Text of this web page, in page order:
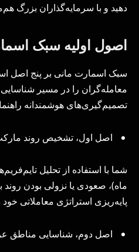
دهید و با سرمایه‌گذاران بزرگ
اصول اولیه سبک
سبک اسمارت مانی بر پنج اصل
معامله‌گران را در مسیر
تصمیم‌گیری‌های هوشمندانه
اصل اول، تشخیص روند
ماه)، صعودی یا نزولی بودن روند
پایه‌ریزی استراتژی معاملاتی
اصل دوم، شناسایی مناطق